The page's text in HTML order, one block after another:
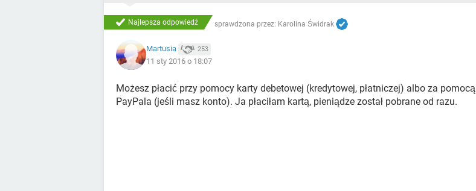
Najlepsza odpowiedź sprawdzona przez: Karolina Świdrak
Martusia 253
11 sty 2016 o 18:07
Możesz płacić przy pomocy karty debetowej (kredytowej, płatniczej) albo za pomocą
PayPala (jeśli masz konto). Ja płaciłam kartą, pieniądze został pobrane od razu.